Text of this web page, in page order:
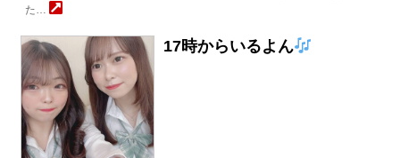
た…
17時からいるよん